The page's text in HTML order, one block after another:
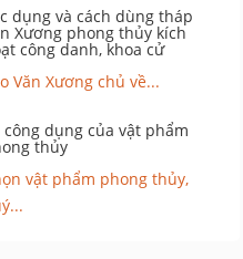
dụng và cách dùng tháp
Xương phong thủy kích
công danh, khoa cử
Văn Xương chủ về...
công dụng của vật phẩm
thủy
vật phẩm phong thủy,